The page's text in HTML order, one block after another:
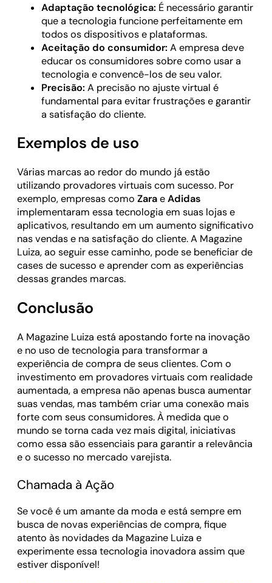
Adaptação tecnológica: É necessário garantir
que a tecnologia funcione perfeitamente em
todos os dispositivos e plataformas.
Aceitação do consumidor: A empresa deve
educar os consumidores sobre como usar a
tecnologia e convencê-los de seu valor.
Precisão: A precisão no ajuste virtual é
fundamental para evitar frustrações e garantir
a satisfação do cliente.
Exemplos de uso
Várias marcas ao redor do mundo já estão
utilizando provadores virtuais com sucesso. Por
exemplo, empresas como ZaraeAdidas
implementaram essa tecnologia em suas lojas e
aplicativos, resultando em um aumento significativo
nas vendas e na satisfação do cliente. A Magazine
Luiza, ao seguir esse caminho, pode se beneficiar de
cases de sucesso e aprender com as experiências
dessas grandes marcas.
Conclusão
A Magazine Luiza está apostando forte na inovação
e no uso de tecnologia para transformar a
experiência de compra de seus clientes. Com o
investimento em provadores virtuais com realidade
aumentada, a empresa não apenas busca aumentar
suas vendas, mas também criar uma conexão mais
forte com seus consumidores. À medida que o
mundo se torna cada vez mais digital, iniciativas
como essa são essenciais para garantir a relevância
e o sucesso no mercado varejista.
Chamada à Ação
Se você é um amante da moda e está sempre em
busca de novas experiências de compra, fique
atento às novidades da Magazine Luiza e
experimente essa tecnologia inovadora assim que
estiver disponível!